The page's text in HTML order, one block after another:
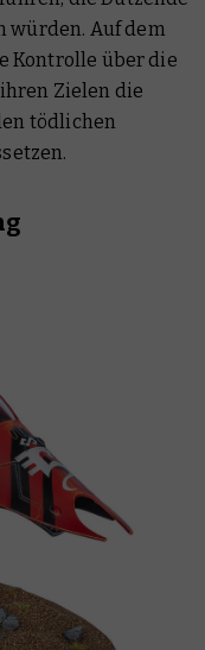
würden. Auf dem
Kontrolle über die
Zielen die
tödlichen